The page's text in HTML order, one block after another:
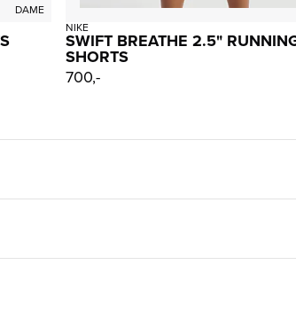
DAME
NIKE
SWIFT BREATHE 2.5"
SHORTS
700,-